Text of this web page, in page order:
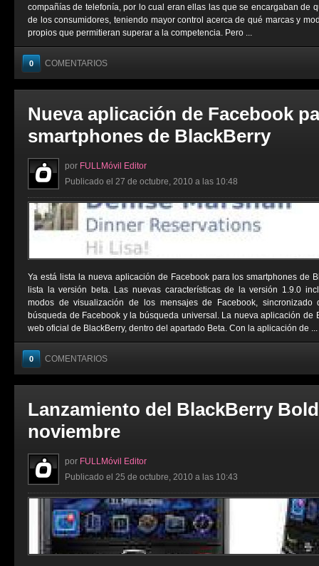
compañías de telefonía, por lo cual eran ellas las que se encargaban de
de los consumidores, teniendo mayor control acerca de qué marcas y
propios que permitieran superar a la competencia. Pero ...
0 COMENTARIOS
Nueva aplicación de Facebook
smartphones de BlackBerry
por FULLMóvil Editor
Publicado el 27 de octubre, 2010 a las 10:48
Ya está lista la nueva aplicación de Facebook para los smartphones de
lista la versión beta. Las nuevas características de la versión 1.9.0
modos de visualización de los mensajes de Facebook,
búsqueda de Facebook y la búsqueda universal. La nueva aplicación de
web oficial de BlackBerry, dentro del apartado Beta. Con la aplicación de ...
0 COMENTARIOS
Lanzamiento del BlackBerry
noviembre
por FULLMóvil Editor
Publicado el 25 de octubre, 2010 a las 10:43